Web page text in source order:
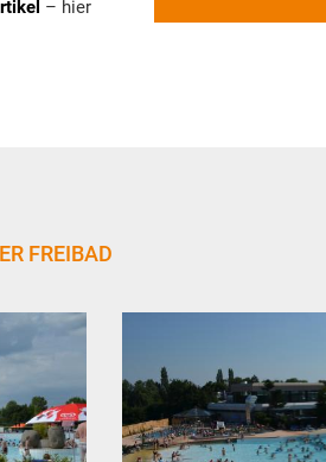
– hier
FREIBAD